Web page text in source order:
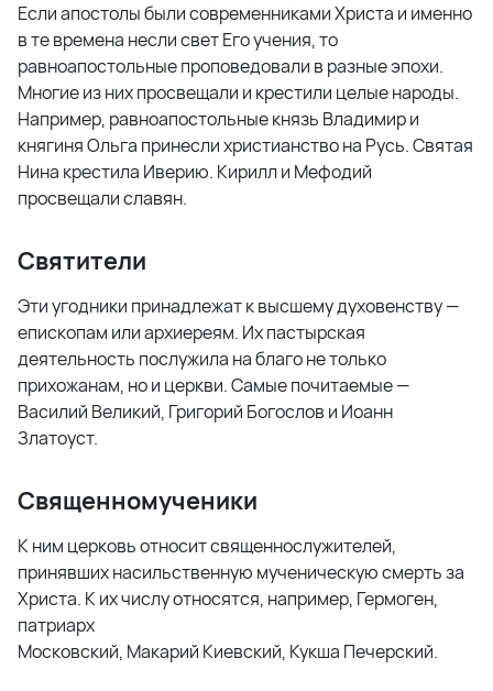
Если апостолы были современниками Христа и именно
в те времена несли свет Его учения, то
равноапостольные проповедовали в разные эпохи.
Многие из них просвещали и крестили целые народы.
Например, равноапостольные князь Владимир и
княгиня Ольга принесли христианство на Русь. Святая
Нина крестила Иверию. Кирилл и Мефодий
просвещали славян.
Святители
Эти угодники принадлежат к высшему духовенству —
епископам или архиереям. Их пастырская
деятельность послужила на благо не только
прихожанам, но и церкви. Самые почитаемые —
Василий Великий, Григорий Богослов и Иоанн
Златоуст.
Священномученики
К ним церковь относит священнослужителей,
принявших насильственную мученическую смерть за
Христа. К их числу относятся, например, Гермоген,
патриарх
Московский, Макарий Киевский, Кукша Печерский.